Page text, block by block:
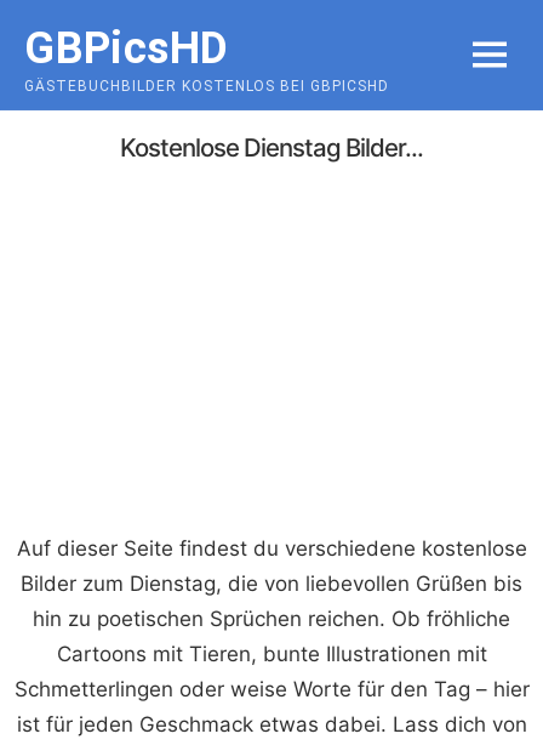
content
GBPicsHD
GÄSTEBUCHBILDER KOSTENLOS BEI GBPICSHD
MENU
Kostenlose Dienstag Bilder...
Auf dieser Seite findest du verschiedene kostenlose
Bilder zum Dienstag, die von liebevollen Grüßen bis
hin zu poetischen Sprüchen reichen. Ob fröhliche
Cartoons mit Tieren, bunte Illustrationen mit
Schmetterlingen oder weise Worte für den Tag – hier
ist für jeden Geschmack etwas dabei. Lass dich von